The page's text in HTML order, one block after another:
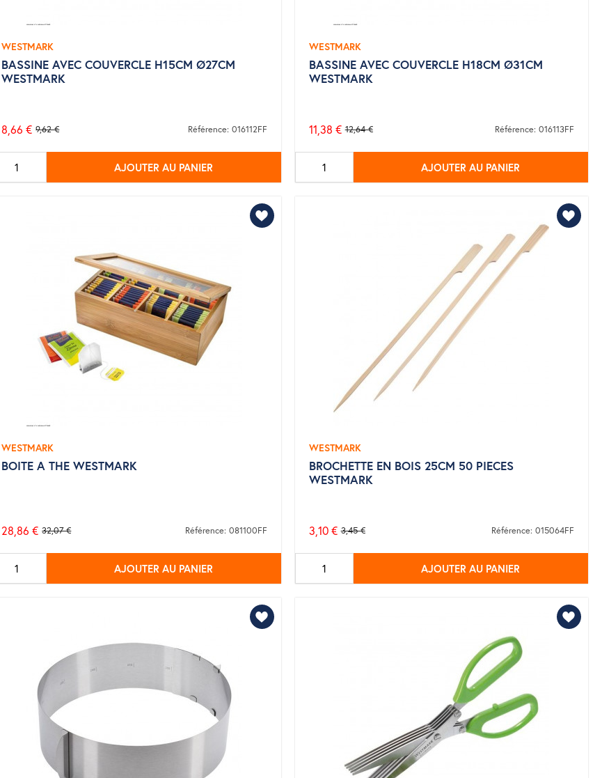
WESTMARK
BASSINE AVEC COUVERCLE H15CM Ø27CM
WESTMARK
Prix
de
base
9,62 €
8,66 € Référence: 016112FF
AJOUTER AU PANIER
WESTMARK
BASSINE AVEC COUVERCLE H18CM Ø31CM
WESTMARK
Prix
de
base
12,64 €
11,38 € Référence: 016113FF
AJOUTER AU PANIER
WESTMARK
BOITE A THE WESTMARK
Prix
de
base
32,07 €
28,86 € Référence: 081100FF
AJOUTER AU PANIER
WESTMARK
BROCHETTE EN BOIS 25CM 50 PIECES
WESTMARK
Prix
de
base
3,45 €
3,10 € Référence: 015064FF
AJOUTER AU PANIER